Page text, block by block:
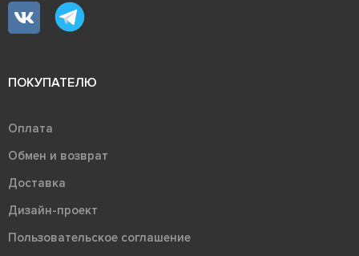
ПОКУПАТЕЛЮ
Оплата
Обмен и возврат
Доставка
Дизайн-проект
Пользовательское соглашение